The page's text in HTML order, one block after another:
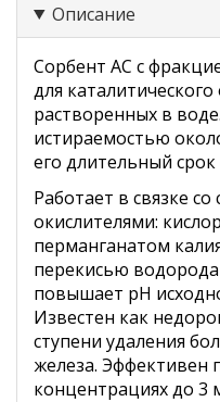
Описание
Сорбент АС с
для
растворенных в
истираемостью
его длительный
Работает в связке
окислителями:
перманганатом
перекисью
повышает pH
Известен как
ступени удаления
железа. Эффективен
концентрациях до 3